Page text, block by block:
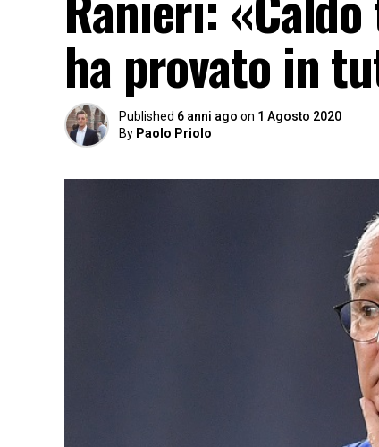
ha provato in
Published 6 anni ago on 1 Agosto 2020
By Paolo Priolo